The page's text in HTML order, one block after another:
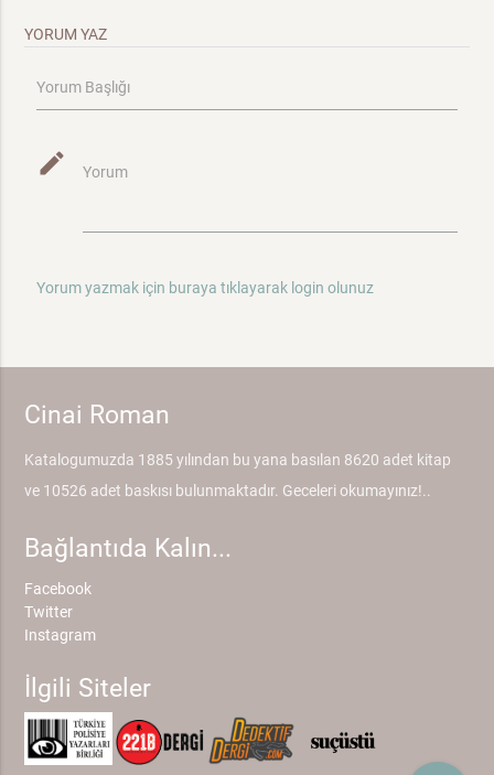
YORUM YAZ
Yorum Başlığı
mode_edit Yorum
Yorum yazmak için buraya tıklayarak login olunuz
Cinai Roman
Katalogumuzda 1885 yılından bu yana basılan 8620 adet kitap
ve 10526 adet baskısı bulunmaktadır. Geceleri okumayınız!..
Bağlantıda Kalın...
Facebook
Twitter
Instagram
İlgili Siteler